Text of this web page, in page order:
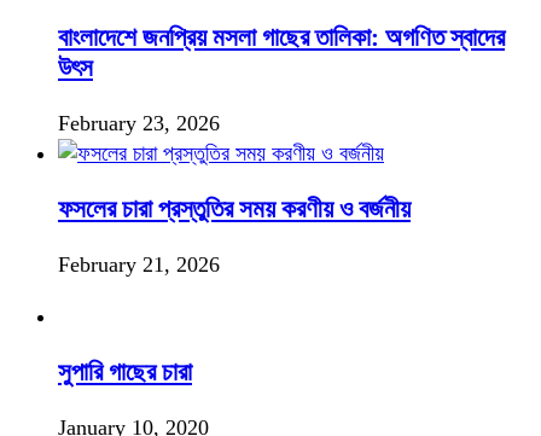
বাংলাদেশে জনপ্রিয় মসলা গাছের তালিকা: অগণিত স্বাদের
উৎস
February 23, 2026
ফসলের চারা প্রস্তুতির সময় করণীয় ও বর্জনীয়
February 21, 2026
সুপারি গাছের চারা
January 10, 2020